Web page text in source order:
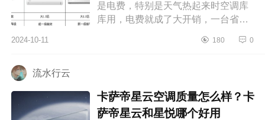
是电费，特别是天气热起来时空调库
库用，电费就成了大开销，一台省电
笔电费，下面小编为大家介绍下华凌
2024-10-11 180 0
流水行云
卡萨帝星云空调质量怎么样？卡
萨帝星云和星悦哪个好用